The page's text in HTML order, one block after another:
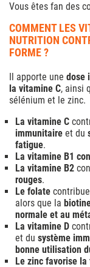
Vous êtes fan des
COMMENT LES
NUTRITION
FORME ?
Il apporte une dose
la vitamine C, ainsi
sélénium et le zinc.
La vitamine C
immunitaire et du
fatigue.
La vitamine B1
La vitamine B2
rouges.
Le folate
alors que la
normale et au
La vitamine D
et du système
bonne utilisation
Le zinc favorise